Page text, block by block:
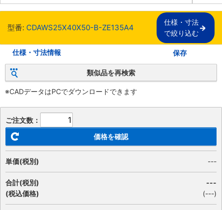
型番: CDAWS25X40X50-B-ZE135A4
仕様・寸法
で絞り込む
仕様・寸法情報 保存
類似品を再検索
※CADデータはPCでダウンロードできます
ご注文数：
価格を確認
単価(税別) ---
合計(税別)
(税込価格)
---
(---)